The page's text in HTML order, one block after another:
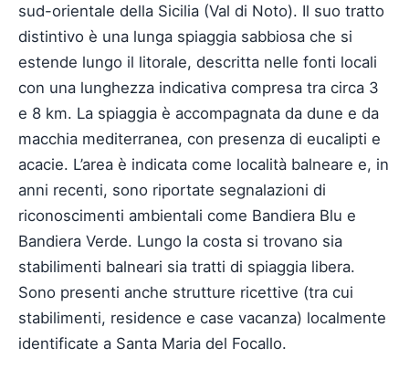
sud-orientale della Sicilia (Val di Noto). Il suo tratto
distintivo è una lunga spiaggia sabbiosa che si
estende lungo il litorale, descritta nelle fonti locali
con una lunghezza indicativa compresa tra circa 3
e 8 km. La spiaggia è accompagnata da dune e da
macchia mediterranea, con presenza di eucalipti e
acacie. L’area è indicata come località balneare e, in
anni recenti, sono riportate segnalazioni di
riconoscimenti ambientali come Bandiera Blu e
Bandiera Verde. Lungo la costa si trovano sia
stabilimenti balneari sia tratti di spiaggia libera.
Sono presenti anche strutture ricettive (tra cui
stabilimenti, residence e case vacanza) localmente
identificate a Santa Maria del Focallo.